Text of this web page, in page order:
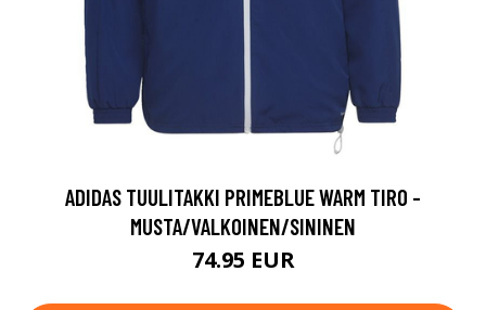
ADIDAS TUULITAKKI PRIMEBLUE WARM TIRO -
MUSTA/VALKOINEN/SININEN
74.95 EUR